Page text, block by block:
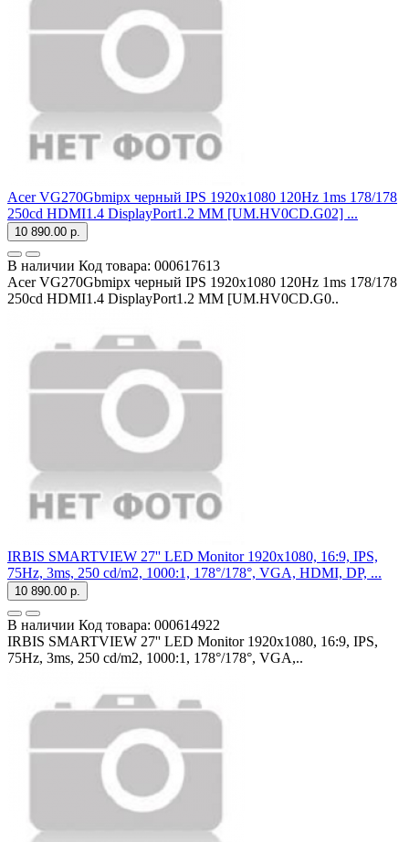
Acer VG270Gbmipx черный IPS 1920x1080 120Hz 1ms 178/178
250cd HDMI1.4 DisplayPort1.2 MM [UM.HV0CD.G02] ...
10 890.00 р.
В наличии Код товара: 000617613
Acer VG270Gbmipx черный IPS 1920x1080 120Hz 1ms 178/178
250cd HDMI1.4 DisplayPort1.2 MM [UM.HV0CD.G0..
IRBIS SMARTVIEW 27'' LED Monitor 1920x1080, 16:9, IPS,
75Hz, 3ms, 250 cd/m2, 1000:1, 178°/178°, VGA, HDMI, DP, ...
10 890.00 р.
В наличии Код товара: 000614922
IRBIS SMARTVIEW 27'' LED Monitor 1920x1080, 16:9, IPS,
75Hz, 3ms, 250 cd/m2, 1000:1, 178°/178°, VGA,..